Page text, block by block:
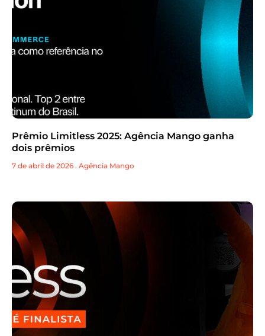
Prêmio Limitless 2025: Agência Mango ganha
dois prêmios
7 de abril de 2026 . Agência Mango